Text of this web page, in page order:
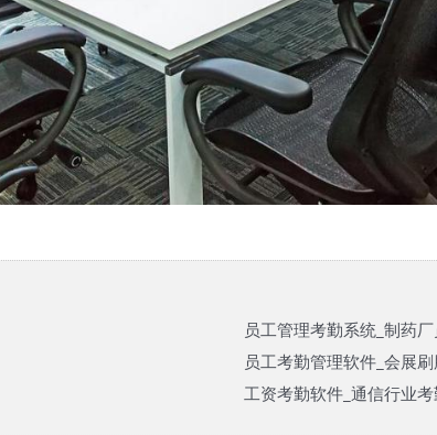
员工管理考勤系统_制药
员工考勤管理软件_会展
工资考勤软件_通信行业